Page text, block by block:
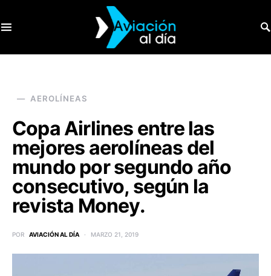
AEROLÍNEAS
Copa Airlines entre las
mejores aerolíneas del
mundo por segundo año
consecutivo, según la
revista Money.
POR AVIACIÓN AL DÍA MARZO 21, 2019